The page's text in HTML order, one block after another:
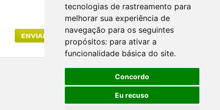
tecnologias de rastreamento para
melhorar sua experiência de
navegação para os seguintes
propósitos: para ativar a
funcionalidade básica do site.
Concordo
Eu recuso
ENVIAR SUBMISSÃO